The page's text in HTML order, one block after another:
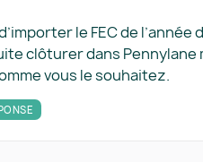
le FEC de
clôturer dans Pennylane
vous le souhaitez.